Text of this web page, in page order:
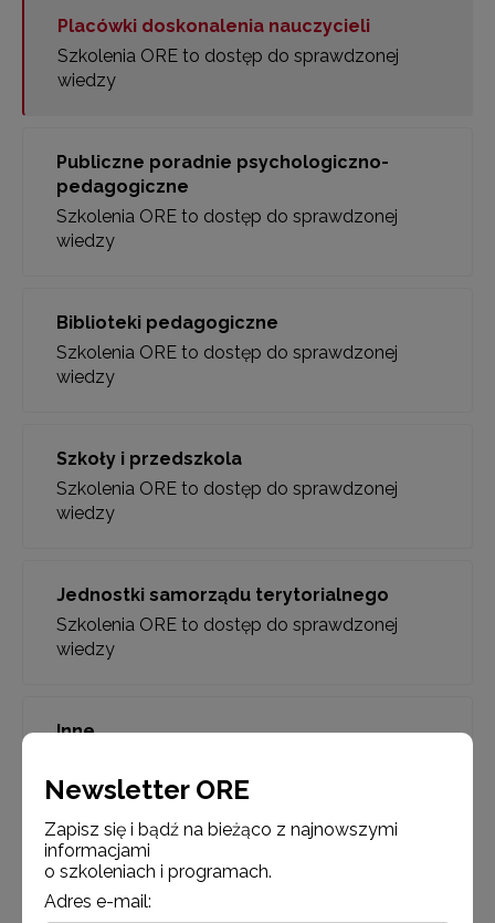
Placówki doskonalenia nauczycieli
Szkolenia ORE to dostęp do sprawdzonej
wiedzy
Publiczne poradnie psychologiczno-
pedagogiczne
Szkolenia ORE to dostęp do sprawdzonej
wiedzy
Biblioteki pedagogiczne
Szkolenia ORE to dostęp do sprawdzonej
wiedzy
Szkoły i przedszkola
Szkolenia ORE to dostęp do sprawdzonej
wiedzy
Jednostki samorządu terytorialnego
Szkolenia ORE to dostęp do sprawdzonej
wiedzy
Inne
wiedzy
Newsletter ORE
Zapisz się i bądź na bieżąco z najnowszymi
informacjami
o szkoleniach i programach.
Adres e-mail: